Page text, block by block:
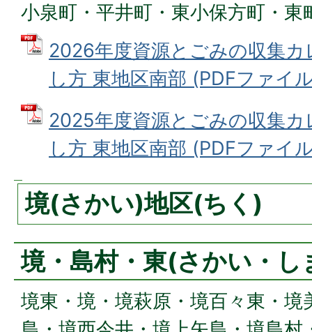
小泉町・平井町・東小保方町・東
2026年度資源とごみの収集
し方 東地区南部 (PDFファイ
2025年度資源とごみの収集
し方 東地区南部 (PDFファイ
境(さかい)地区(ちく)
境・島村・東(さかい・
境東・境・境萩原・境百々東・境